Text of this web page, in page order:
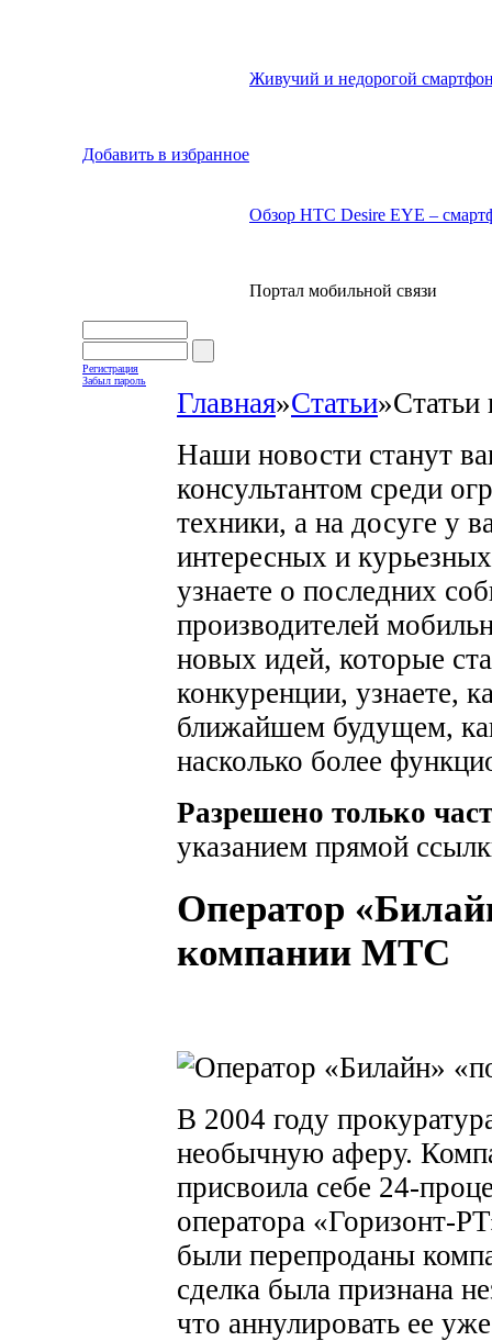
Добавить в избранное
Живучий и недорогой
Обзор HTC Desire EYE –
Портал мобильной связи
Регистрация
Забыл пароль
Главная»Статьи»Статьи
Наши новости станут
консультантом среди
техники, а на досуге у
интересных и
узнаете о последних
производителей
новых идей, которые
конкуренции, узнаете,
ближайшем будущем,
насколько более
Разрешено только
указанием прямой
Оператор
компании МТС
В 2004 году
необычную аферу.
присвоила себе 24-
оператора «Горизонт-
были перепроданы
сделка была признана
что аннулировать ее